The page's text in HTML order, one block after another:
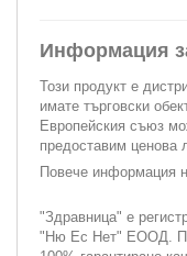
Информация
Този продукт е
имате търговски
Европейския съюз
предоставим ценова
Повече информация
"Здравница" е
"Ню Ес Нет" ЕООД.